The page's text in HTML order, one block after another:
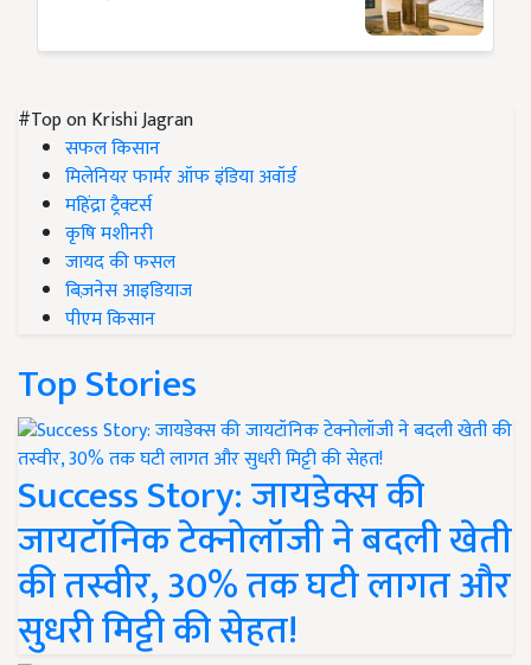
#Top on Krishi Jagran
सफल किसान
मिलेनियर फार्मर ऑफ इंडिया अवॉर्ड
महिंद्रा ट्रैक्टर्स
कृषि मशीनरी
जायद की फसल
बिज़नेस आइडियाज
पीएम किसान
Top Stories
Success Story: जायडेक्स की
जायटॉनिक टेक्नोलॉजी ने बदली खेती
की तस्वीर, 30% तक घटी लागत और
सुधरी मिट्टी की सेहत!